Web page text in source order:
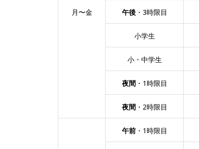
月〜金 午後・3時限目
小学生
小・中学生
夜間・1時限目
夜間・2時限目
午前・1時限目